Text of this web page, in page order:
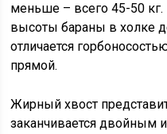
меньше – всего 45-50
высоты бараны в холке
отличается
прямой.
Жирный хвост
заканчивается двойным